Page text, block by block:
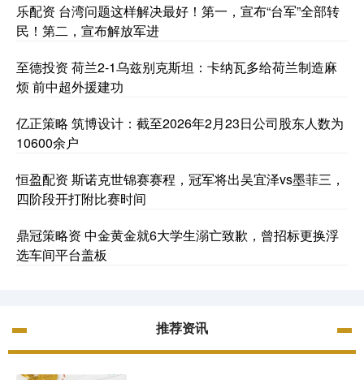
乐配资 台湾问题这样解决最好！第一，宣布“台军”全部转
民！第二，宣布解放军进
至德投资 荷兰2-1乌兹别克斯坦：卡纳瓦多给荷兰制造麻
烦 前中超外援建功
亿正策略 筑博设计：截至2026年2月23日公司股东人数为
10600余户
恒盈配资 斯诺克世锦赛赛程，冠军将出吴宜泽vs墨菲三，
四阶段开打附比赛时间
鼎冠策略资 中金黄金就6大学生溺亡致歉，曾招标更换浮
选车间平台盖板
推荐资讯